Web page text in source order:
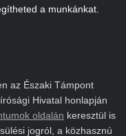
a munkánkat.
az Északi Támpont
Hivatal honlapján
oldalánkeresztül is
jogról, a közhasznú